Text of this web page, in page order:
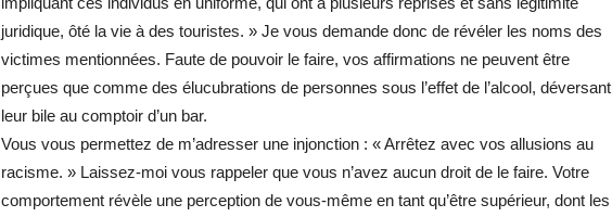
juridique, ôté la vie à des touristes. » Je vous demande donc de révéler les noms des
victimes mentionnées. Faute de pouvoir le faire, vos affirmations ne peuvent être
perçues que comme des élucubrations de personnes sous l’effet de l’alcool, déversant
leur bile au comptoir d’un bar.
Vous vous permettez de m’adresser une injonction : « Arrêtez avec vos allusions au
racisme. » Laissez-moi vous rappeler que vous n’avez aucun droit de le faire. Votre
comportement révèle une perception de vous-même en tant qu’être supérieur, dont les